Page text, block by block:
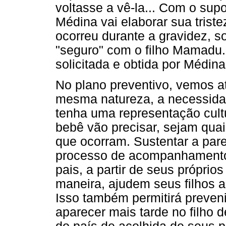
voltasse a vê-la... Com o
Médina vai elaborar sua
ocorreu durante a gravidez,
"seguro" com o filho
solicitada e obtida por
No plano preventivo, vemos
mesma natureza, a
tenha uma representação
bebê vão precisar, sejam
que ocorram. Sustentar a
processo de
pais, a partir de seus
maneira, ajudem seus filhos
Isso também permitirá
aparecer mais tarde no filho